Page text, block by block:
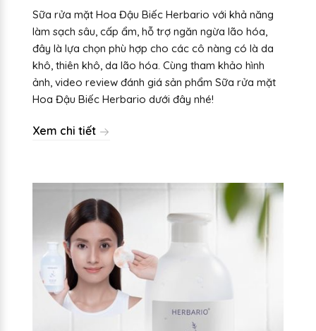
Sữa rửa mặt Hoa Đậu Biếc Herbario với khả năng
làm sạch sâu, cấp ẩm, hỗ trợ ngăn ngừa lão hóa,
đây là lựa chọn phù hợp cho các cô nàng có là da
khô, thiên khô, da lão hóa. Cùng tham khảo hình
ảnh, video review đánh giá sản phẩm Sữa rửa mặt
Hoa Đậu Biếc Herbario dưới đây nhé!
Xem chi tiết